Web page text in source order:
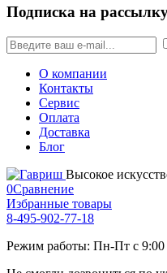
Подписка на
О компании
Контакты
Сервис
Оплата
Доставка
Блог
Высокое
0Сравнение
Избранные товары
8-495-902-77-18
Режим работы: Пн-Пт с 9:00